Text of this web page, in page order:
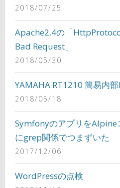
2018/07/25
Apache2.4の「
Bad Request」
2018/05/30
YAMAHA RT1210 簡易内
2018/05/18
SymfonyのアプリをAlpine
にgrep関係でつまずいた
2017/12/06
WordPressの点検